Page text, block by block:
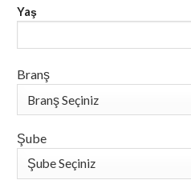
Yaş
Branş
Şube